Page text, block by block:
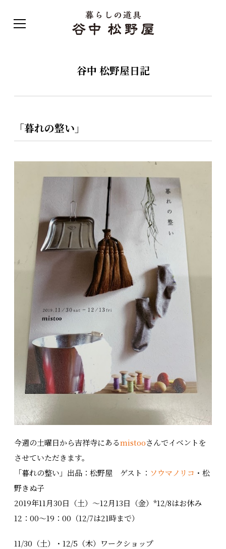
谷中 松野屋日記
「暮れの整い」
今週の土曜日から吉祥寺にあるmistooさんでイベントを
させていただきます。
「暮れの整い」出品：松野屋 ゲスト： ソウマノリコ ・松
野きぬ子
2019年11月30日（土）～12月13日（金）*12/8はお休み
12：00～19：00（12/7は21時まで）
11/30（土）・12/5（木）ワークショップ